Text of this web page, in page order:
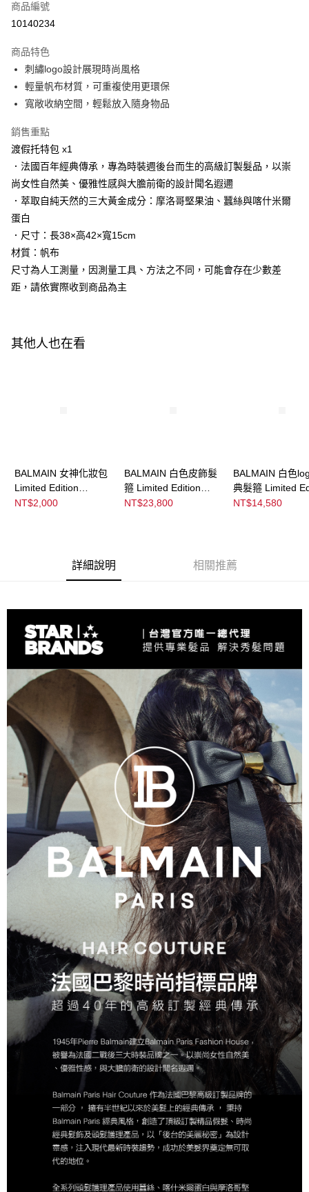
街口支付
Google Pay
AFTEE先享後付
相關說明
AFTEE先享後付是「在收到商品之後才付款」的支付方式。 讓您購物簡單
１．簡單：不需註冊會員、不需綁卡、不需儲值。
２．便利：只要手機號碼，簡訊認證，即可結帳。
３．安心：先確認商品／服務後，再付款。
【「AFTEE先享後付」結帳流程】
１．於結帳方式選擇「AFTEE先享後付」後，將跳轉至「AFTEE先享後付」
２．訂單成立數日內，您將收到繳費通知簡訊。
３．收到繳費通知簡訊後14天內，點擊此簡訊中的連結，可透過四大超商／
ATM／網路銀行／等多元方式進行付款，方視為交易完成。
※ 請注意：結帳手續完成當下不需立刻繳費，但若您需要取消訂單，請聯絡
購買商品的店家。未經商家同意取消之訂單仍視為有效，需透過AFTEE先享
客戶支援中心」https://netprotections.freshdesk.com/support/home
４．使用「AFTEE先享後付」時，將依據個別帳號之用戶狀況，依本公司即
時審查核予不同之上限額度；若仍有額度不足之情形，本公司將視審查結果
請求用戶進行身份認證。
運送方式
宅配
宅配-離島
每筆NT$320，滿NT$3,000(含以上)免運費
商品編號
10140234
商品特色
刺繡logo設計展現時尚風格
輕量帆布材質，可重複使用更環保
寬敞收納空間，輕鬆放入隨身物品
銷售重點
渡假托特包 x1
．法國百年經典傳承，專為時裝週後台而生的高級訂製髮品，以崇
尚女性自然美、優雅性感與大膽前衛的設計聞名遐邇
．萃取自純天然的三大黃金成分：摩洛哥堅果油、蠶絲與喀什米爾
蛋白
．尺寸：長38×高42×寬15cm
材質：帆布
尺寸為人工測量，因測量工具、方法之不同，可能會存在少數差
距，請依實際收到商品為主
其他人也在看
BALMAIN 女神化妝包
Limited Edition
Cosmetic Bag
NT$2,000
BALMAIN 白色皮飾髮
箍 Limited Edition
White Leather Puffed
NT$23,800
BALMAIN 白色
典髮箍 Limited
Acetate
NT$14,580
詳細說明 相關推薦